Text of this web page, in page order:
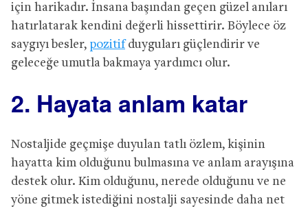
için harikadır. İnsana başından geçen güzel anıları
hatırlatarak kendini değerli hissettirir. Böylece öz
saygıyı besler, pozitifduyguları güçlendirir ve
geleceğe umutla bakmaya yardımcı olur.
2. Hayata anlam katar
Nostaljide geçmişe duyulan tatlı özlem, kişinin
hayatta kim olduğunu bulmasına ve anlam arayışına
destek olur. Kim olduğunu, nerede olduğunu ve ne
yöne gitmek istediğini nostalji sayesinde daha net